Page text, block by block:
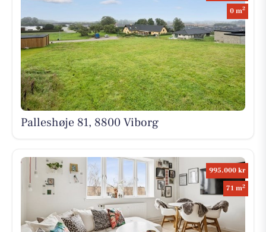
0 m2
Palleshøje 81, 8800 Viborg
995.000 kr
71 m2